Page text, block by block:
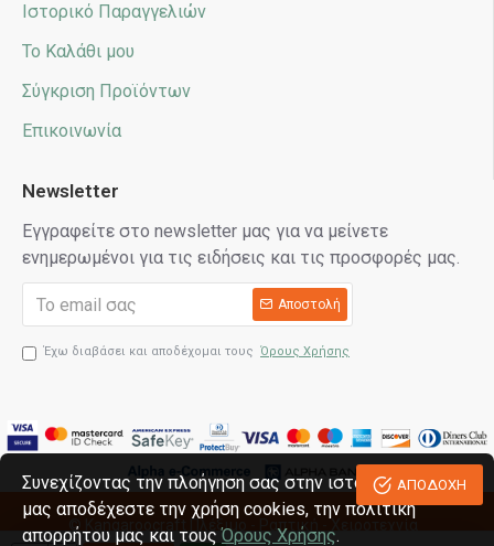
Ιστορικό Παραγγελιών
Το Καλάθι μου
Σύγκριση Προϊόντων
Επικοινωνία
Newsletter
Εγγραφείτε στο newsletter μας για να μείνετε
ενημερωμένοι για τις ειδήσεις και τις προσφορές μας.
Αποστολή
Έχω διαβάσει και αποδέχομαι τους Όρους Χρήσης
© Kangaroocraft Πλέξιμο - Ραπτική - Χειροτεχνία
ΑΠΟΔΟΧΗ
Συνεχίζοντας την πλοήγηση σας στην ιστοσελίδα
μας αποδέχεστε την χρήση cookies, την πολιτική
απορρήτου μας και τουςΌρους Χρήσης.